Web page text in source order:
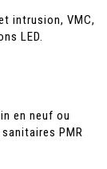
intrusion, VMC,
LED.
en neuf ou
PMR